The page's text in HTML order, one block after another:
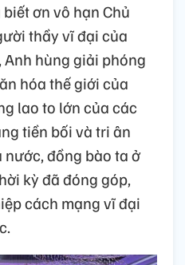
ơn vô hạn Chủ
thầy vĩ đại của
Anh hùng giải phóng
hóa thế giới của
lao to lớn của các
tiền bối và tri ân
nước, đồng bào ta ở
kỳ đã đóng góp,
cách mạng vĩ đại